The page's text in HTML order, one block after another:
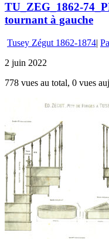
TU_ZEG_1862-
tournant à gauche
Tusey Zégut 1862-1874|
2 juin 2022
778 vues au total, 0 vues